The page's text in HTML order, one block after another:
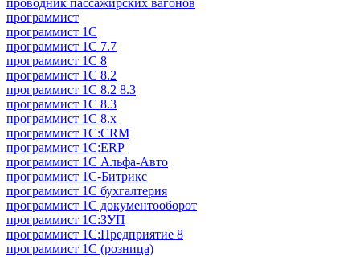
программист
программист 1C
программист 1C 7.7
программист 1C 8
программист 1C 8.2
программист 1С 8.2 8.3
программист 1С 8.3
программист 1С 8.х
программист 1С:CRM
программист 1С:ERP
программист 1С Альфа-Авто
программист 1С-Битрикс
программист 1С бухгалтерия
программист 1С документооборот
программист 1С:ЗУП
программист 1С:Предприятие 8
программист 1С (розница)